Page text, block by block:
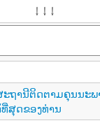
↓ ↓ ↓
ຖານີຕິດຕາມຄຸນນະພ
ສຸດຂອງທ່ານ